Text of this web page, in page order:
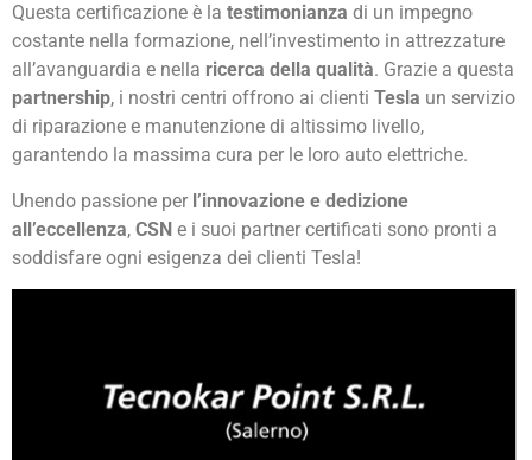
Questa certificazione è la testimonianza di un impegno
costante nella formazione, nell’investimento in attrezzature
all’avanguardia e nella ricerca della qualità. Grazie a questa
partnership, i nostri centri offrono ai clienti Tesla un servizio
di riparazione e manutenzione di altissimo livello,
garantendo la massima cura per le loro auto elettriche.
Unendo passione per l’innovazione e dedizione
all’eccellenza, CSN e i suoi partner certificati sono pronti a
soddisfare ogni esigenza dei clienti Tesla!